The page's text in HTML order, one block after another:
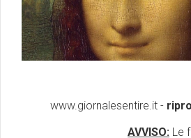
www.giornalesentire.it -
AVVISO: Le